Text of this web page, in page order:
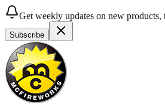
Get weekly updates on new
Subscribe